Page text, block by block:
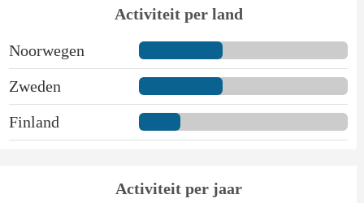
Activiteit per land
Noorwegen
Zweden
Finland
Activiteit per jaar